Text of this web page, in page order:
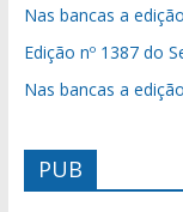
Nas bancas a
Edição nº 1387 do
Nas bancas a
PUB